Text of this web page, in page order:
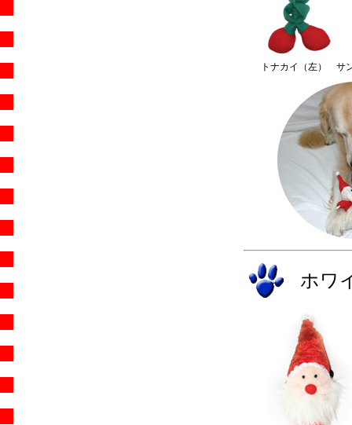
トナカイ（左） サ
ホワ